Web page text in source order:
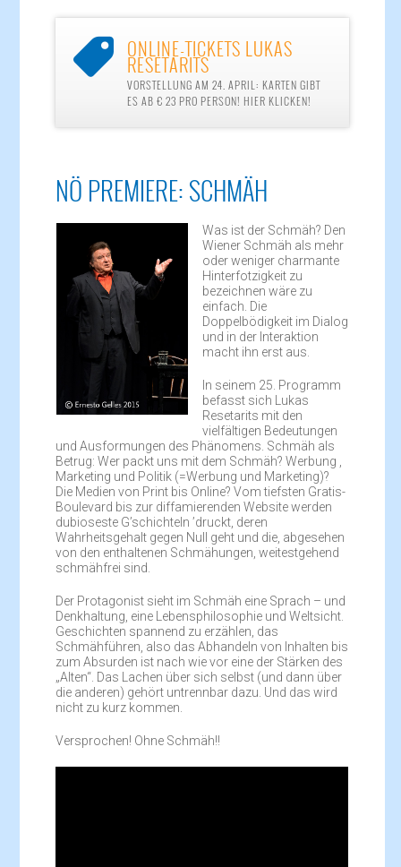
 ONLINE-TICKETS LUKAS
RESETARITS
VORSTELLUNG AM 24. APRIL: KARTEN GIBT
ES AB € 23 PRO PERSON! HIER KLICKEN!
NÖ PREMIERE: SCHMÄH
Was ist der Schmäh? Den
Wiener Schmäh als mehr
oder weniger charmante
Hinterfotzigkeit zu
bezeichnen wäre zu
einfach. Die
Doppelbödigkeit im Dialog
und in der Interaktion
macht ihn erst aus.
In seinem 25. Programm
befasst sich Lukas
Resetarits mit den
vielfältigen Bedeutungen
und Ausformungen des Phänomens. Schmäh als
Betrug: Wer packt uns mit dem Schmäh? Werbung ,
Marketing und Politik (=Werbung und Marketing)?
Die Medien von Print bis Online? Vom tiefsten Gratis-
Boulevard bis zur diffamierenden Website werden
dubioseste G’schichteln ’druckt, deren
Wahrheitsgehalt gegen Null geht und die, abgesehen
von den enthaltenen Schmähungen, weitestgehend
schmähfrei sind.
Der Protagonist sieht im Schmäh eine Sprach – und
Denkhaltung, eine Lebensphilosophie und Weltsicht.
Geschichten spannend zu erzählen, das
Schmähführen, also das Abhandeln von Inhalten bis
zum Absurden ist nach wie vor eine der Stärken des
„Alten“. Das Lachen über sich selbst (und dann über
die anderen) gehört untrennbar dazu. Und das wird
nicht zu kurz kommen.
Versprochen! Ohne Schmäh!!